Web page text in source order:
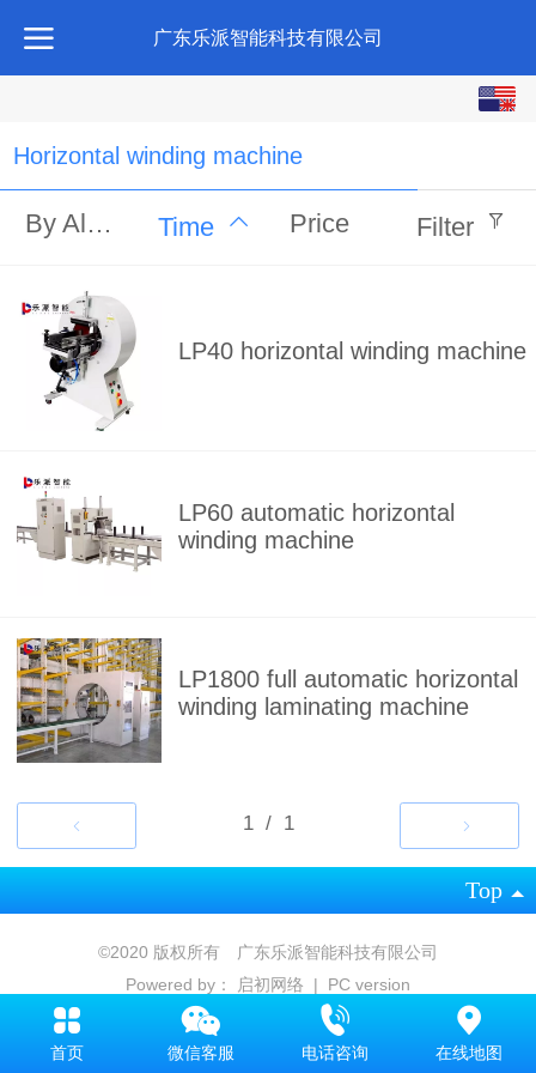
广东乐派智能科技有限公司
Horizontal winding machine
By Alphabet Time Price Filter
LP40 horizontal winding machine
LP60 automatic horizontal
winding machine
LP1800 full automatic horizontal
winding laminating machine
Top
©2020 版权所有 广东乐派智能科技有限公司
Powered by：
启初网络 | PC version
首页 微信客服 电话咨询 在线地图